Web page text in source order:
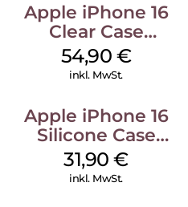
Apple iPhone 16
Clear Case
MagSafe
Transparent
54,90 €
inkl. MwSt.
Apple iPhone 16
Silicone Case
MagSafe Fuchsia
31,90€
inkl. MwSt.